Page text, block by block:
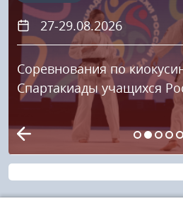
27-29.08.2026
Соревнования по
Спартакиады учащихся